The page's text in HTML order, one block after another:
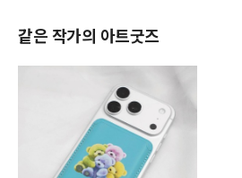
같은 작가의 아트굿즈